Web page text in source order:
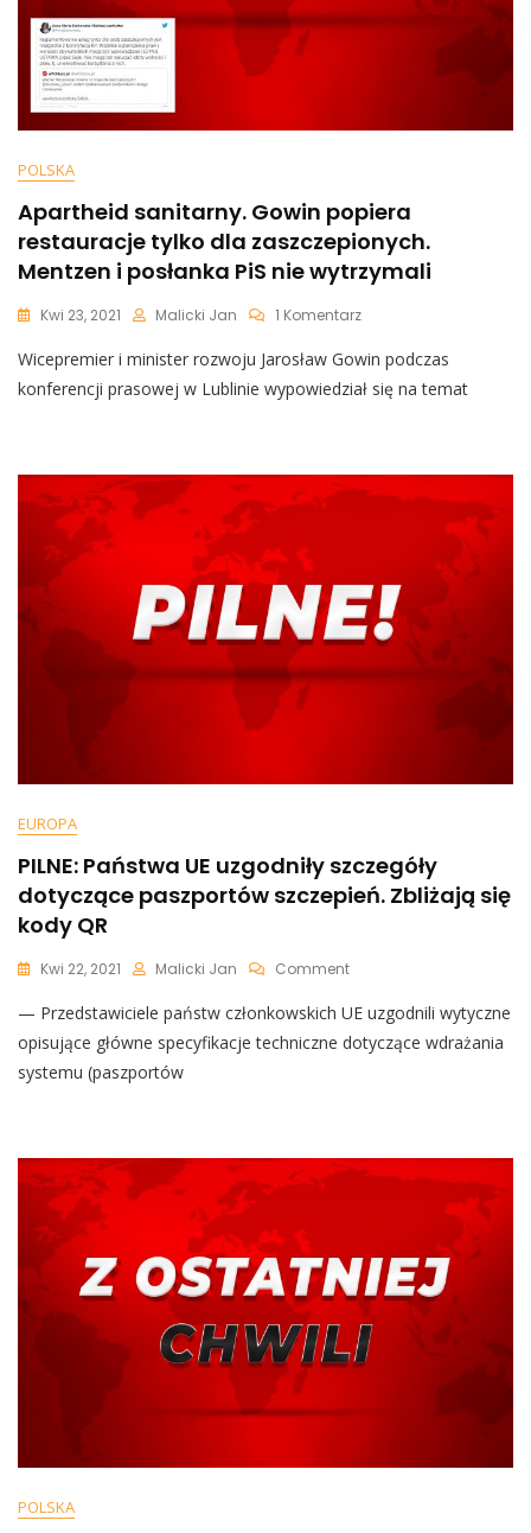
POLSKA
Apartheid sanitarny. Gowin popiera
restauracje tylko dla zaszczepionych.
Mentzen i posłanka PiS nie wytrzymali
Kwi 23, 2021 Malicki Jan 1 KomentarzDo
Sanitarny.
Gowin
Popiera
Dla
Zaszczepionych.
PiS
Nie
Wytrzymali
Wicepremier i minister rozwoju Jarosław Gowin podczas
konferencji prasowej w Lublinie wypowiedział się na temat
EUROPA
PILNE: Państwa UE uzgodniły szczegóły
dotyczące paszportów szczepień. Zbliżają się
kody QR
Kwi 22, 2021 Malicki Jan CommentOn
Państwa
UE
Uzgodniły
Zbliżają
— Przedstawiciele państw członkowskich UE uzgodnili wytyczne
opisujące główne specyfikacje techniczne dotyczące wdrażania
systemu (paszportów
POLSKA